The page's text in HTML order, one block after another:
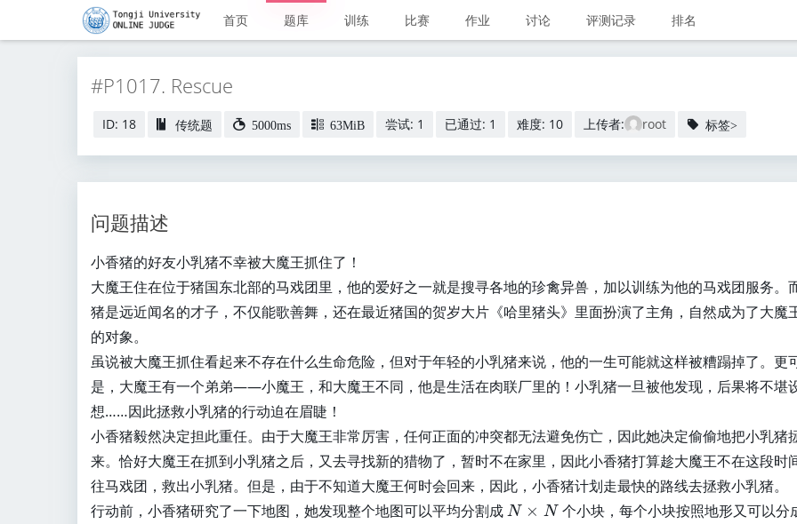
首页 题库 训练 比赛 作业 讨论 评测记录 排名
#P1017. Rescue
ID: 18 传统题 5000ms 63MiB 尝试: 1 已通过: 1 难度: 10 上传者: root 标签>
问题描述
小香猪的好友小乳猪不幸被大魔王抓住了！
大魔王住在位于猪国东北部的马戏团里，他的爱好之一就是搜寻各地的珍禽异兽，加以训练为他的马戏团服务。
猪是远近闻名的才子，不仅能歌善舞，还在最近猪国的贺岁大片《哈里猪头》里面扮演了主角，自然成为了大魔
的对象。
虽说被大魔王抓住看起来不存在什么生命危险，但对于年轻的小乳猪来说，他的一生可能就这样被糟蹋掉了。更
是，大魔王有一个弟弟——小魔王，和大魔王不同，他是生活在肉联厂里的！小乳猪一旦被他发现，后果将不堪
想……因此拯救小乳猪的行动迫在眉睫！
小香猪毅然决定担此重任。由于大魔王非常厉害，任何正面的冲突都无法避免伤亡，因此她决定偷偷地把小乳猪
来。恰好大魔王在抓到小乳猪之后，又去寻找新的猎物了，暂时不在家里，因此小香猪打算趁大魔王不在这段时
往马戏团，救出小乳猪。但是，由于不知道大魔王何时会回来，因此，小香猪计划走最快的路线去拯救小乳猪。
行动前，小香猪研究了一下地图，她发现整个地图可以平均分割成 N
N × N个小块，每个小块按照地形又可以分